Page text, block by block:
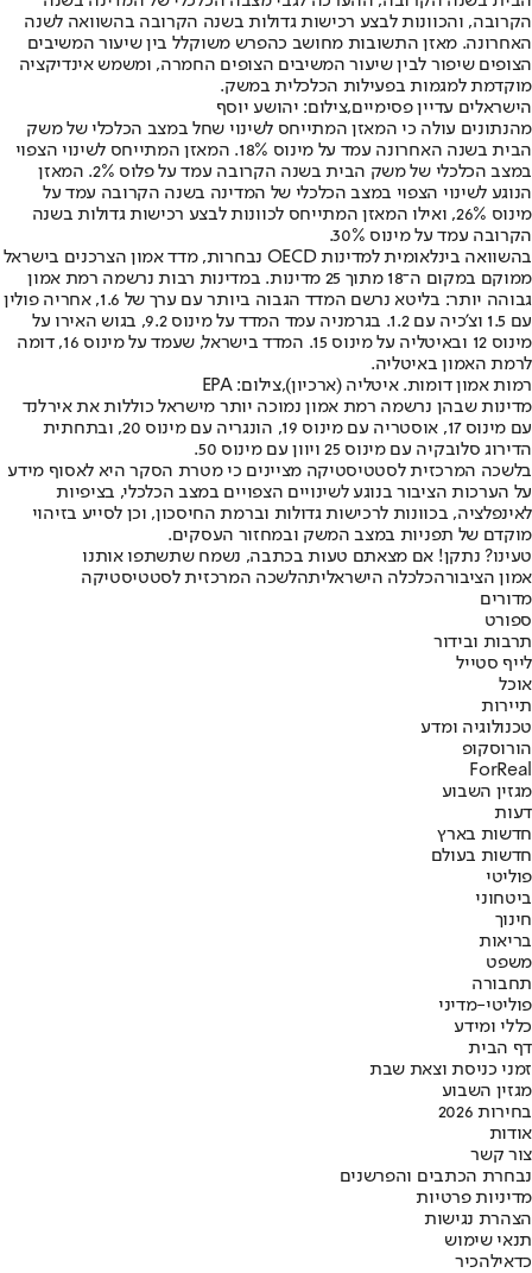
הקרובה, והכוונות לבצע רכישות גדולות בשנה הקרובה בהשוואה לשנה
האחרונה. מאזן התשובות מחושב כהפרש משוקלל בין שיעור המשיבים
הצופים שיפור לבין שיעור המשיבים הצופים החמרה, ומשמש אינדיקציה
מוקדמת למגמות בפעילות הכלכלית במשק.
הישראלים עדיין פסימיים,צילום: יהושע יוסף
מהנתונים עולה כי המאזן המתייחס לשינוי שחל במצב הכלכלי של משק
הבית בשנה האחרונה עמד על מינוס 18%. המאזן המתייחס לשינוי הצפוי
במצב הכלכלי של משק הבית בשנה הקרובה עמד על פלוס 2%. המאזן
הנוגע לשינוי הצפוי במצב הכלכלי של המדינה בשנה הקרובה עמד על
מינוס 26%, ואילו המאזן המתייחס לכוונות לבצע רכישות גדולות בשנה
הקרובה עמד על מינוס 30%.
בהשוואה בינלאומית למדינות OECD נבחרות, מדד אמון הצרכנים בישראל
ממוקם במקום ה־18 מתוך 25 מדינות. במדינות רבות נרשמה רמת אמון
גבוהה יותר: בליטא נרשם המדד הגבוה ביותר עם ערך של 1.6, אחריה פולין
עם 1.5 וצ’כיה עם 1.2. בגרמניה עמד המדד על מינוס 9.2, בגוש האירו על
מינוס 12 ובאיטליה על מינוס 15. המדד בישראל, שעמד על מינוס 16, דומה
לרמת האמון באיטליה.
רמות אמון דומות. איטליה (ארכיון),צילום: EPA
מדינות שבהן נרשמה רמת אמון נמוכה יותר מישראל כוללות את אירלנד
עם מינוס 17, אוסטריה עם מינוס 19, הונגריה עם מינוס 20, ובתחתית
הדירוג סלובקיה עם מינוס 25 ויוון עם מינוס 50.
בלשכה המרכזית לסטטיסטיקה מציינים כי מטרת הסקר היא לאסוף מידע
על הערכות הציבור בנוגע לשינויים הצפויים במצב הכלכלי, בציפיות
לאינפלציה, בכוונות לרכישות גדולות וברמת החיסכון, וכן לסייע בזיהוי
מוקדם של תפניות במצב המשק ובמחזור העסקים.
טעינו? נתקן! אם מצאתם טעות בכתבה, נשמח שתשתפו אותנו
אמון הציבורהכלכלה הישראליתהלשכה המרכזית לסטטיסטיקה
מדורים
ספורט
תרבות ובידור
לייף סטייל
אוכל
תיירות
טכנולוגיה ומדע
הורוסקופ
ForReal
מגזין השבוע
דעות
חדשות בארץ
חדשות בעולם
פוליטי
ביטחוני
חינוך
בריאות
משפט
תחבורה
פוליטי-מדיני
כללי ומידע
דף הבית
זמני כניסת וצאת שבת
מגזין השבוע
בחירות 2026
אודות
צור קשר
נבחרת הכתבים והפרשנים
מדיניות פרטיות
הצהרת נגישות
תנאי שימוש
כדאילהכיר